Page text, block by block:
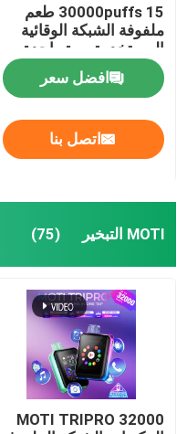
30000puffs 15 طعم
ملفوفة الشبكة الوقائية
المستخدمة مرة واحدة و
20 مل سعة السائل
الإلكترونيافضل سعر
اتصل بنا
MOTI التبخير (75)
MOTI TRIPRO 32000